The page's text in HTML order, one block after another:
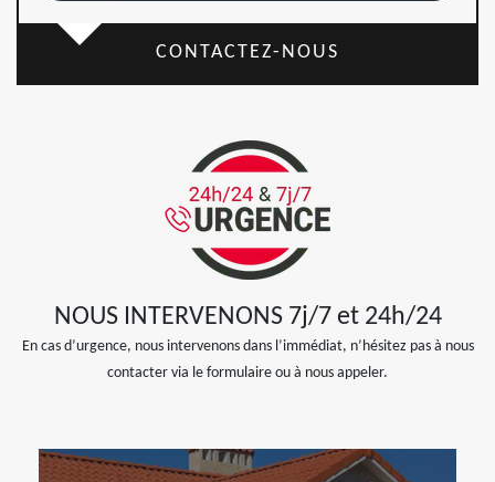
CONTACTEZ-NOUS
NOUS INTERVENONS 7j/7 et 24h/24
En cas d’urgence, nous intervenons dans l’immédiat, n’hésitez pas à nous
contacter via le formulaire ou à nous appeler.